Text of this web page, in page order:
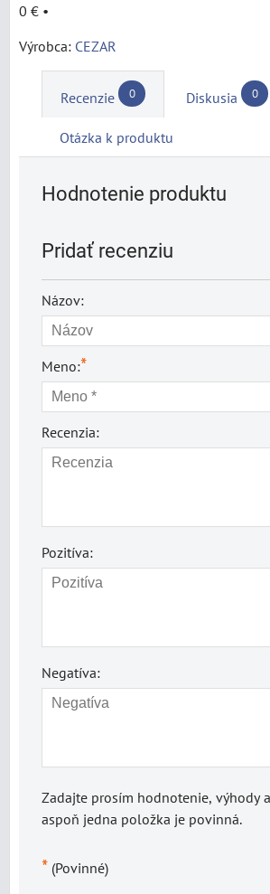
0 € •
Výrobca: CEZAR
Recenzie 0 Diskusia 0
Otázka k produktu
Hodnotenie produktu
Pridať recenziu
Názov:
Meno:*
Recenzia:
Pozitíva:
Negatíva:
Zadajte prosím hodnotenie, výhody
aspoň jedna položka je povinná.
* (Povinné)